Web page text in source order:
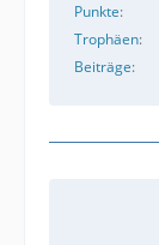
Punkte
Trophäen
Beiträge